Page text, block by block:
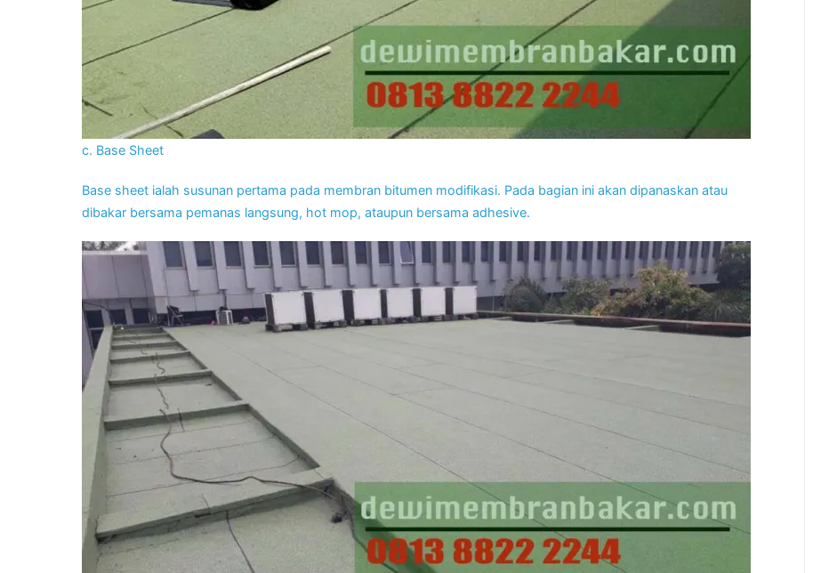
c. Base Sheet
Base sheet ialah susunan pertama pada membran bitumen modifikasi. Pada bagian ini akan dipanaskan atau
dibakar bersama pemanas langsung, hot mop, ataupun bersama adhesive.